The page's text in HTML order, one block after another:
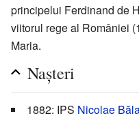
principelui Ferdinand de
viitorul rege al României
Maria.
Nașteri
1882: IPS Nicolae